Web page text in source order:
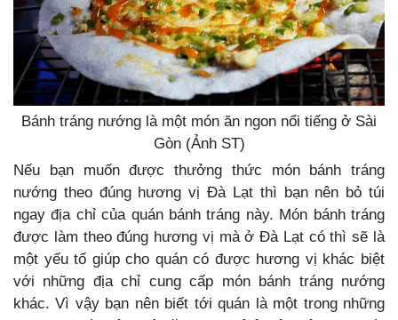
Bánh tráng nướng là một món ăn ngon nổi tiếng ở Sài
Gòn (Ảnh ST)
Nếu bạn muốn được thưởng thức món bánh tráng
nướng theo đúng hương vị Đà Lạt thì bạn nên bỏ túi
ngay địa chỉ của quán bánh tráng này. Món bánh tráng
được làm theo đúng hương vị mà ở Đà Lạt có thì sẽ là
một yếu tố giúp cho quán có được hương vị khác biệt
với những địa chỉ cung cấp món bánh tráng nướng
khác. Vì vậy bạn nên biết tới quán là một trong những